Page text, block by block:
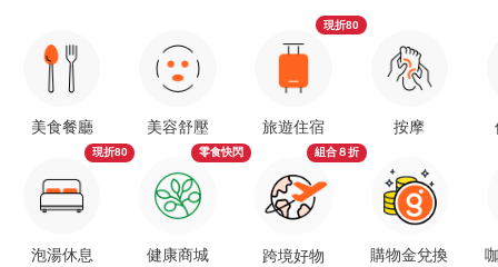
美食餐廳
泡湯休息
現折80
美容舒壓
健康商城
零食快閃
旅遊住宿
現折80
跨境好物
組合８折
按摩
購物金兌換